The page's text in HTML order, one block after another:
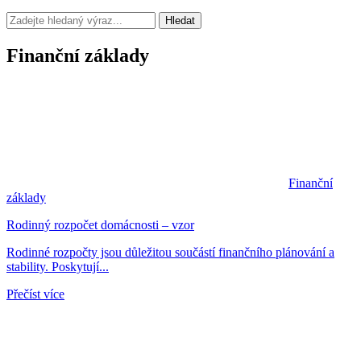
Hledat
Finanční základy
Finanční
základy
Rodinný rozpočet domácnosti – vzor
Rodinné rozpočty jsou důležitou součástí finančního plánování a
stability. Poskytují...
Přečíst více